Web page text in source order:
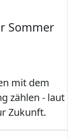
Sommer
mit dem
zählen - laut
Zukunft.